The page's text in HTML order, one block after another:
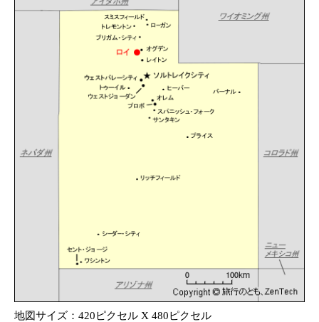
地図サイズ：420ピクセル X 480ピクセル